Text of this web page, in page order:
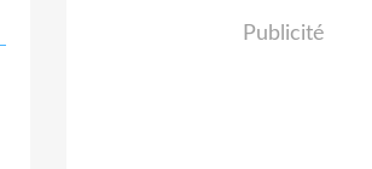
Publicité